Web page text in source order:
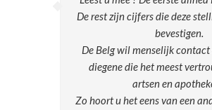
De rest zijn cijfers die deze
bevestigen.
De Belg wil menselijk contact
diegene die het meest
artsen en
Zo hoort u het eens van een